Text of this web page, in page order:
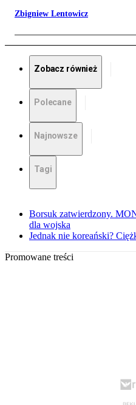
Zbigniew Lentowicz
Zobacz również
Polecane
Najnowsze
Tagi
Borsuk zatwierdzony.
dla wojska
Jednak nie koreański?
Promowane treści